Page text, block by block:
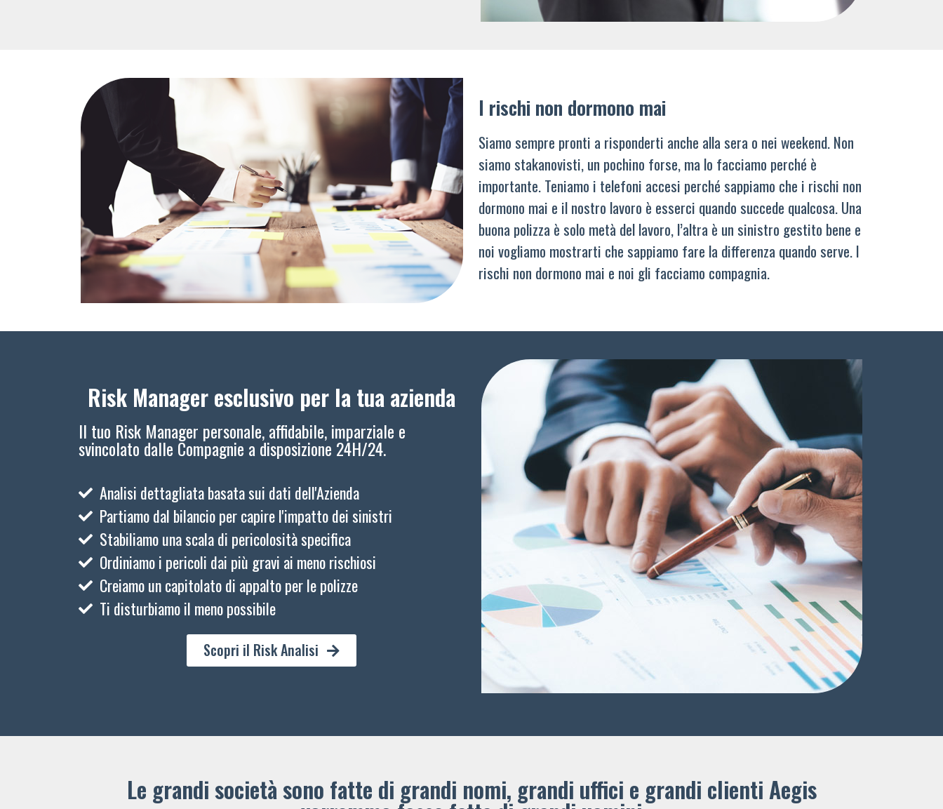
I rischi non dormono mai
Siamo sempre pronti a risponderti anche alla sera o nei weekend. Non
siamo stakanovisti, un pochino forse, ma lo facciamo perché è
importante. Teniamo i telefoni accesi perché sappiamo che i rischi non
dormono mai e il nostro lavoro è esserci quando succede qualcosa. Una
buona polizza è solo metà del lavoro, l’altra è un sinistro gestito bene e
noi vogliamo mostrarti che sappiamo fare la differenza quando serve. I
rischi non dormono mai e noi gli facciamo compagnia.
Risk Manager esclusivo per la tua azienda
Il tuo Risk Manager personale, affidabile, imparziale e
svincolato dalle Compagnie a disposizione 24H/24.
Analisi dettagliata basata sui dati dell'Azienda
Partiamo dal bilancio per capire l'impatto dei sinistri
Stabiliamo una scala di pericolosità specifica
Ordiniamo i pericoli dai più gravi ai meno rischiosi
Creiamo un capitolato di appalto per le polizze
Ti disturbiamo il meno possibile
Scopri il Risk Analisi
Le grandi società sono fatte di grandi nomi, grandi uffici e grandi clienti ​Aegis